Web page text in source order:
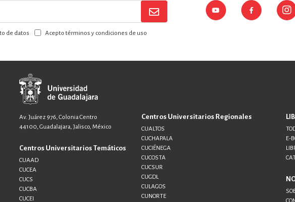
GRÁFICA, LIBROS DE CÓMICS,
SOCIEDAD Y CIENCIAS SOCIALES
TECNOLOGÍA, INGENIERÍA,
de datos Acepto términos y condiciones de uso
Av. Juárez 976, Colonia Centro
44100, Guadalajara, Jalisco, México
Centros Universitarios Temáticos
CUAAD
CUCEA
CUCS
CUCBA
CUCEI
Centros Universitarios Regionales
CUALTOS
CUCHAPALA
CUCIÉNEGA
CUCOSTA
CUCSUR
CUGDL
CULAGOS
CUNORTE
E-